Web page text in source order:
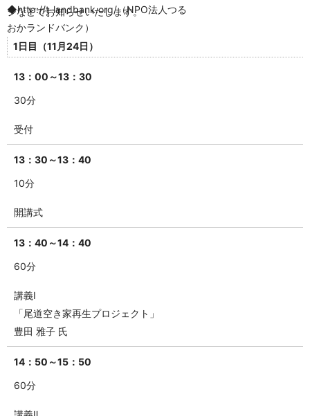
◆http://t-landbank.org/（NPO法人つる
おかランドバンク）
ジなどでお知らせいたします。
1日目（11月24日）
13：00～13：30
30分
受付
13：30～13：40
10分
開講式
13：40～14：40
60分
講義Ⅰ
「尾道空き家再生プロジェクト」
豊田 雅子 氏
14：50～15：50
60分